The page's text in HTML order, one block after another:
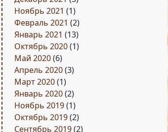
Ноябрь 2021 (1)
Февраль 2021 (2)
Январь 2021 (13)
Октябрь 2020(1)
Май 2020(6)
Апрель 2020(3)
Март 2020(1)
Январь 2020(2)
Ноябрь 2019(1)
Октябрь 2019(2)
Сентябрь 2019(2)